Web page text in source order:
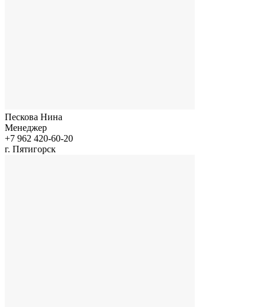
Пескова Нина
Менеджер
+7 962 420-60-20
г. Пятигорск